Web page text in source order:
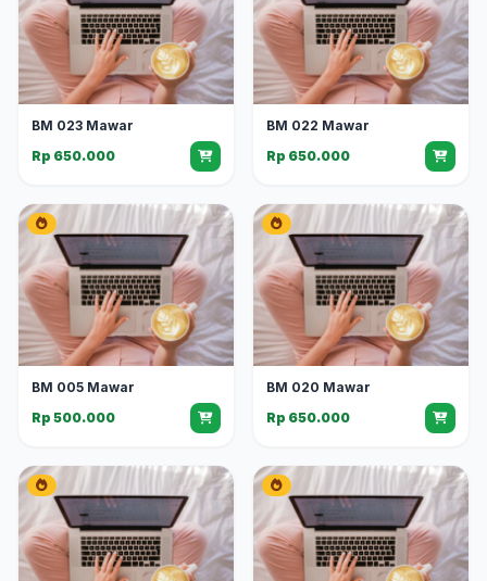
BM 023 Mawar
Rp 650.000
BM 022 Mawar
Rp 650.000
BM 005 Mawar
Rp 500.000
BM 020 Mawar
Rp 650.000